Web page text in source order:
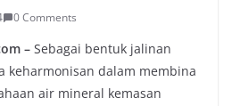
0 Comments
– Sebagai bentuk jalinan
keharmonisan dalam membina
air mineral kemasan